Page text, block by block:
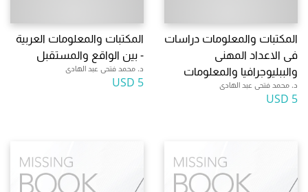
المكتبات والمعلومات دراسات
فى الاعداد المهنى
والببليوجرافيا والمعلومات
د. محمد فتحى عبد الهادى
5 USD
المكتبات والمعلومات العربية
- بين الواقع والمستقبل
د. محمد فتحى عبد الهادى
5 USD